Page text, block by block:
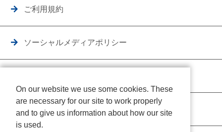
ご利用規約
ソーシャルメディアポリシー
クッキーポリシー
On our website we use some cookies. These
are necessary for our site to work properly
and to give us information about how our site
is used.